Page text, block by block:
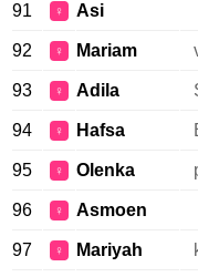
91 ♀ Asi
92 ♀ Mariam
93 ♀ Adila
94 ♀ Hafsa
95 ♀ Olenka
96 ♀ Asmoen
97 ♀ Mariyah